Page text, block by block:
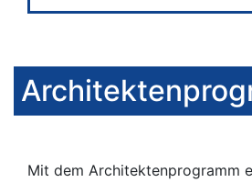
Mit dem Architektenprogramm